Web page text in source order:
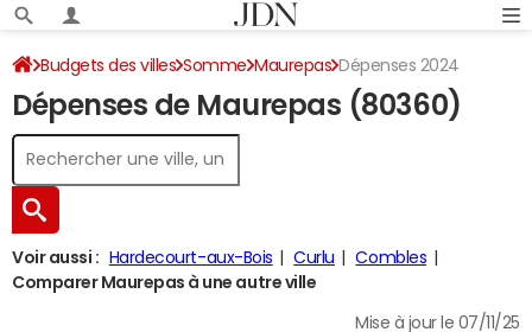
Budgets des villes Somme Maurepas Dépenses 2024
Dépenses de Maurepas (80360)
Voir aussi : Hardecourt-aux-Bois Curlu
Combles
Comparer Maurepas à une autre ville
Mise à jour le 07/11/25